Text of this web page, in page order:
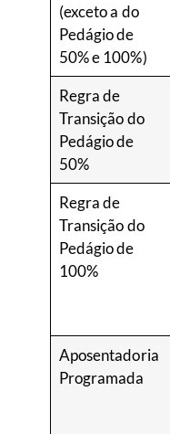
(exceto a do
Pedágio de
50% e 100%)
Regra de
Transição do
Pedágio de
50%
Regra de
Transição do
Pedágio de
100%
Aposentadoria
Programada